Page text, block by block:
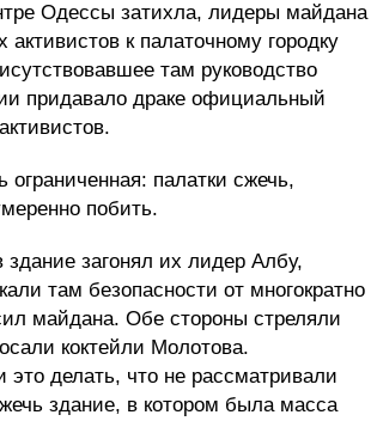
Одессы затихла, лидеры майдана
активистов к палаточному городку
там руководство
придавало драке официальный
ограниченная: палатки сжечь,
побить.
загонял их лидер Албу,
там безопасности от многократно
майдана. Обе стороны стреляли
коктейли Молотова.
это делать, что не рассматривали
здание, в котором была масса